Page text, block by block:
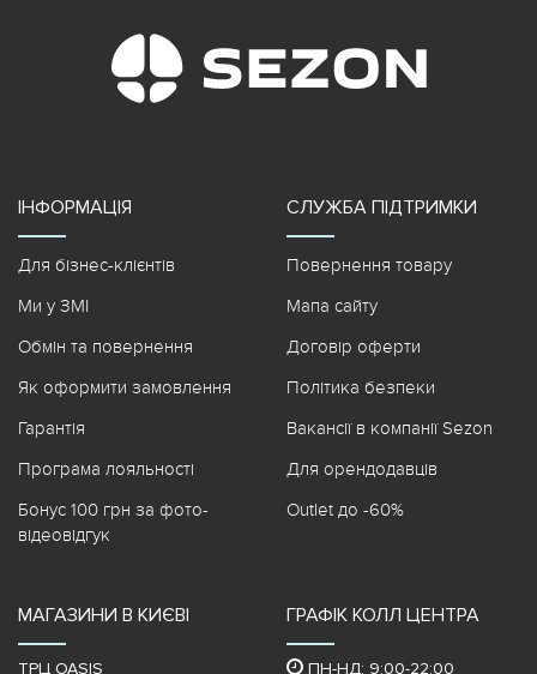
ІНФОРМАЦІЯ
Для бізнес-клієнтів
Ми у ЗМІ
Обмін та повернення
Як оформити замовлення
Гарантія
Програма лояльності
Бонус 100 грн за фото-
відеовідгук
СЛУЖБА ПІДТРИМКИ
Повернення товару
Мапа сайту
Договір оферти
Політика безпеки
Вакансії в компанії Sezon
Для орендодавців
Outlet до -60%
МАГАЗИНИ В КИЄВІ
ТРЦ OASIS
ГРАФІК КОЛЛ ЦЕНТРА
ПН-НД: 9:00-22:00